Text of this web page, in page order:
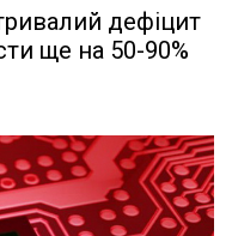
дефіцит
ще на 50-90%